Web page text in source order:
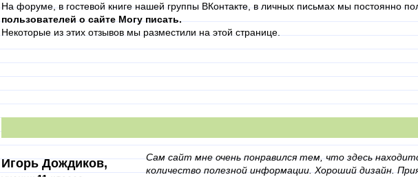
На форуме, в гостевой книге нашей группы ВКонтакте, в личных письмах мы постоянно
пользователей о сайте Могу писать.
Некоторые из этих отзывов мы разместили на этой странице.
Игорь Дождиков,
Сам сайт мне очень понравился тем, что здесь
количество полезной информации. Хороший дизайн.